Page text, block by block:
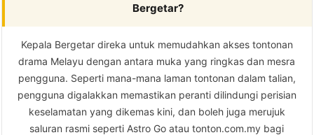
Bergetar?
Kepala Bergetar direka untuk memudahkan akses tontonan
drama Melayu dengan antara muka yang ringkas dan mesra
pengguna. Seperti mana-mana laman tontonan dalam talian,
pengguna digalakkan memastikan peranti dilindungi perisian
keselamatan yang dikemas kini, dan boleh juga merujuk
saluran rasmi seperti Astro Go atau tonton.com.my bagi